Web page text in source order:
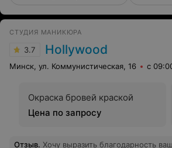
СТУДИЯ МАНИКЮРА
3.7 Hollywood
Минск, ул. Коммунистическая, 16 с
Окраска бровей краской
Цена по запросу
Отзыв. Хочу выразить благодарность